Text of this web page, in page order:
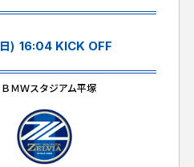
) 16:04 KICK OFF
ＭＷスタジアム平塚